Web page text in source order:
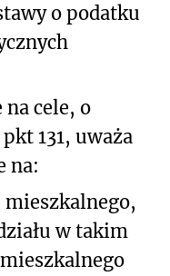
o podatku
cele, o
131, uważa
na:
w takim